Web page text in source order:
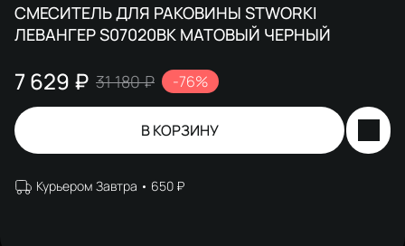
СМЕСИТЕЛЬ ДЛЯ РАКОВИНЫ STWORKI
ЛЕВАНГЕР S07020BK МАТОВЫЙ ЧЕРНЫЙ
7 629 ₽ 31 180 ₽ -76%
В КОРЗИНУ
Курьером Завтра 650 ₽